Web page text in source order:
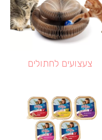
צעצועים לחתולים